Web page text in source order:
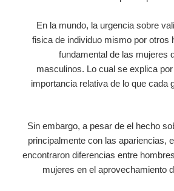
En la mundo, la urgencia sobre
fisica de individuo mismo por otros
fundamental de las mujeres
masculinos. Lo cual se explica
importancia relativa de lo que cada
Sin embargo, a pesar de el hecho
principalmente con las apariencias,
encontraron diferencias entre
mujeres en el aprovechamiento